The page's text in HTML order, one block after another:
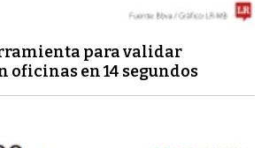
para validar
oficinas en 14 segundos